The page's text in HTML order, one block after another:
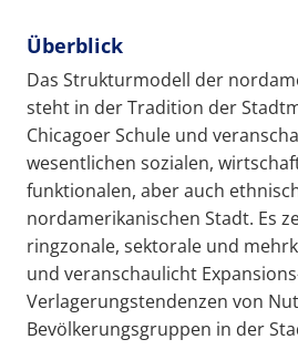
Überblick
Das Strukturmodell der
steht in der Tradition der
Chicagoer Schule und
wesentlichen sozialen,
funktionalen, aber auch
nordamerikanischen Stadt. Es
ringzonale, sektorale und
und veranschaulicht
Verlagerungstendenzen von
Bevölkerungsgruppen in der